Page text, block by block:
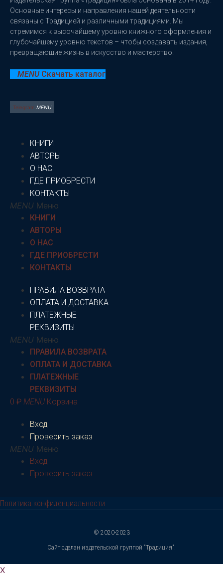
Основные интересы и направления нашей деятельности
связаны с Традицией и различными традициями. Мы
стремимся к высочайшему уровню книжного оформления и
глубочайшему уровню текстов – чтобы создавать издания,
превращающие жизнь в искусство и мастерство.
Скачать каталог
Telegram
КНИГИ
АВТОРЫ
О НАС
ГДЕ ПРИОБРЕСТИ
КОНТАКТЫ
Меню
КНИГИ
АВТОРЫ
О НАС
ГДЕ ПРИОБРЕСТИ
КОНТАКТЫ
ПРАВИЛА ВОЗВРАТА
ОПЛАТА И ДОСТАВКА
ПЛАТЕЖНЫЕ
РЕКВИЗИТЫ
Меню
ПРАВИЛА ВОЗВРАТА
ОПЛАТА И ДОСТАВКА
ПЛАТЕЖНЫЕ
РЕКВИЗИТЫ
0 ₽ Корзина
Вход
Проверить заказ
Меню
Вход
Проверить заказ
Политика конфиденциальности
© 2020-2023
Сайт сделан издательской группой "Традиция".
X